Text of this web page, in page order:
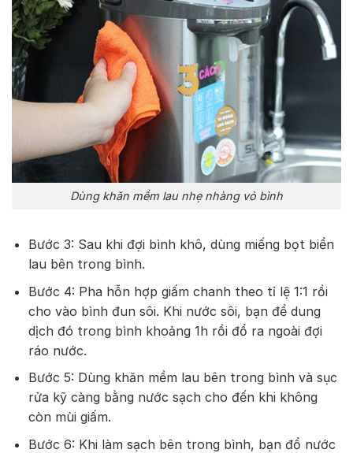
Dùng khăn mềm lau nhẹ nhàng vỏ bình
Bước 3: Sau khi đợi bình khô, dùng miếng bọt biển
lau bên trong bình.
Bước 4: Pha hỗn hợp giấm chanh theo tỉ lệ 1:1 rồi
cho vào bình đun sôi. Khi nước sôi, bạn để dung
dịch đó trong bình khoảng 1h rồi đổ ra ngoài đợi
ráo nước.
Bước 5: Dùng khăn mềm lau bên trong bình và sục
rửa kỹ càng bằng nước sạch cho đến khi không
còn mùi giấm.
Bước 6: Khi làm sạch bên trong bình, bạn đổ nước